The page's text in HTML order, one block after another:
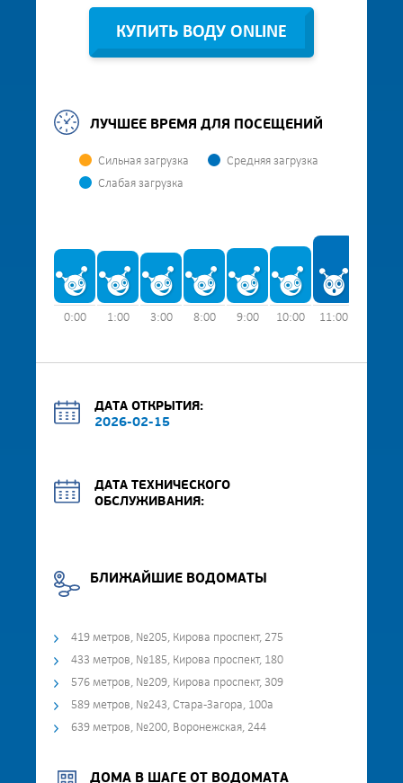
КУПИТЬ ВОДУ ONLINE
ЛУЧШЕЕ ВРЕМЯ ДЛЯ ПОСЕЩЕНИЙ
Сильная загрузка
Средняя загрузка
Слабая загрузка
0:00 1:00 3:00 8:00 9:00 10:00 11:00
ДАТА ОТКРЫТИЯ:
2026-02-15
ДАТА ТЕХНИЧЕСКОГО
ОБСЛУЖИВАНИЯ:
БЛИЖАЙШИЕ ВОДОМАТЫ
419 метров, №205, Кирова проспект, 275
433 метров, №185, Кирова проспект, 180
576 метров, №209, Кирова проспект, 309
589 метров, №243, Стара-Загора, 100а
639 метров, №200, Воронежская, 244
ДОМА В ШАГЕ ОТ ВОДОМАТА